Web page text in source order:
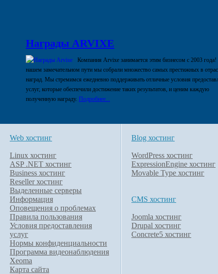
Награды ARVIXE
Компания Arvixe занимается этим бизнесом с 2003
нашем замечательном пути мы собрали множество самых престижных в
наград. Мы стремимся ежедневно поддерживать отличные условия
услуг, которые обеспечили достижение таких результатов, и ценим каждую
полученную награду. Подробнее...
Web хостинг
Linux хостинг
ASP .NET хостинг
Business хостинг
Reseller хостинг
Выделенные серверы
Информация
Оповещения о проблемах
Правила пользования
Условия предоставления
услуг
Нормы конфиденциальности
Программа видеонаблюдения
Xeoma
Карта сайта
Blog хостинг
WordPress хостинг
ExpressionEngine хостинг
Movable Type хостинг
CMS хостинг
Joomla хостинг
Drupal хостинг
Concrete5 хостинг